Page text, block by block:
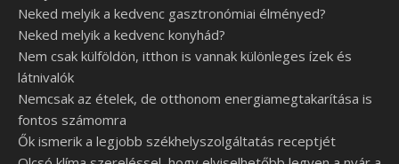
Neked melyik a kedvenc gasztronómiai élményed?
Neked melyik a kedvenc konyhád?
Nem csak külföldön, itthon is vannak különleges ízek és
látnivalók
Nemcsak az ételek, de otthonom energiamegtakarítása is
fontos számomra
Ők ismerik a legjobb székhelyszolgáltatás receptjét